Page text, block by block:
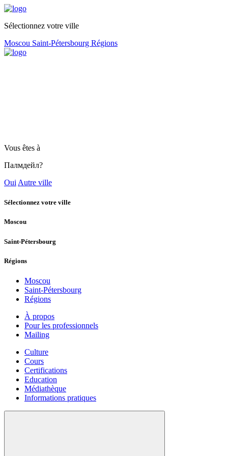
Sélectionnez votre ville
Moscou Saint-Pétersbourg Régions
Vous êtes à
Палмдейл?
Oui Autre ville
Sélectionnez votre ville
Moscou
Saint-Pétersbourg
Régions
Moscou
Saint-Pétersbourg
Régions
À propos
Pour les professionnels
Mailing
Culture
Cours
Certifications
Education
Médiathèque
Informations pratiques